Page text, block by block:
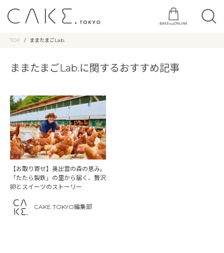
TOP ままたまごLab.
ままたまごLab.に関するおすすめ記事
【お取り寄せ】奥出雲の森の恵み。
「たたら製鉄」の里から届く、贅沢
卵とスイーツのストーリー
CAKE.TOKYO編集部